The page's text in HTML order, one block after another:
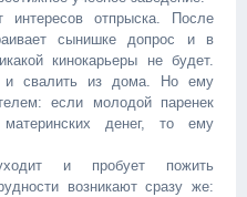
отпрыска. После
сынишке допрос и в
кинокарьеры не будет.
и свалить из дома. Но ему
если молодой паренек
денег, то ему
и пробует пожить
возникают сразу же: